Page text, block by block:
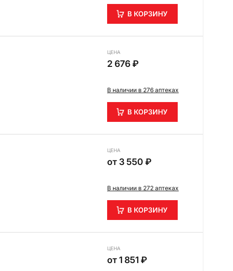
В КОРЗИНУ
ЦЕНА
2 676 ₽
В наличии в 276 аптеках
В КОРЗИНУ
ЦЕНА
от 3 550 ₽
В наличии в 272 аптеках
В КОРЗИНУ
ЦЕНА
от1 851 ₽